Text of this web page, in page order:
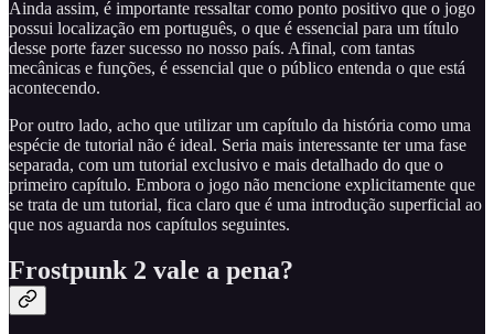
Ainda assim, é importante ressaltar como ponto positivo que o jogo
possui localização em português, o que é essencial para um título
desse porte fazer sucesso no nosso país. Afinal, com tantas
mecânicas e funções, é essencial que o público entenda o que está
acontecendo.
Por outro lado, acho que utilizar um capítulo da história como uma
espécie de tutorial não é ideal. Seria mais interessante ter uma fase
separada, com um tutorial exclusivo e mais detalhado do que o
primeiro capítulo. Embora o jogo não mencione explicitamente que
se trata de um tutorial, fica claro que é uma introdução superficial ao
que nos aguarda nos capítulos seguintes.
Frostpunk 2 vale a pena?